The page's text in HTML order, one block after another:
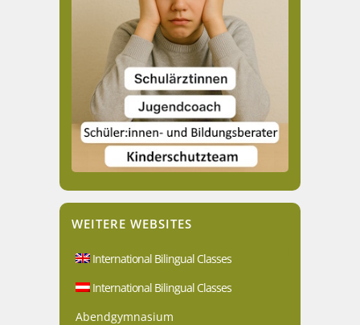
WEITERE WEBSITES
International Bilingual Classes
International Bilingual Classes
Abendgymnasium